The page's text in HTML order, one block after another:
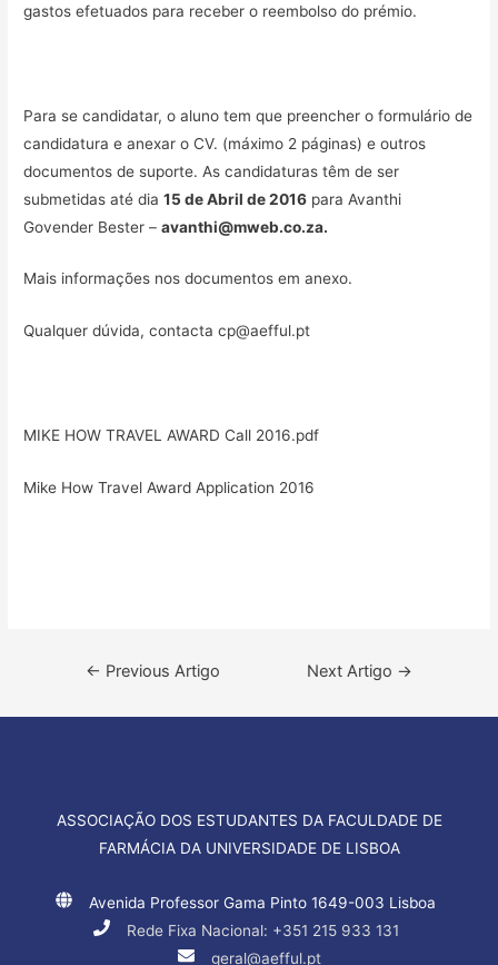
gastos efetuados para receber o reembolso do prémio.
Para se candidatar, o aluno tem que preencher o formulário de
candidatura e anexar o CV. (máximo 2 páginas) e outros
documentos de suporte. As candidaturas têm de ser
submetidas até dia15 de Abril de 2016 para Avanthi
Govender Bester –avanthi@mweb.co.za.
Mais informações nos documentos em anexo.
Qualquer dúvida, contacta cp@aefful.pt
MIKE HOW TRAVEL AWARD Call 2016.pdf
Mike How Travel Award Application 2016
Navegação
artigos
← Previous Artigo Next Artigo →
ASSOCIAÇÃO DOS ESTUDANTES DA FACULDADE DE
FARMÁCIA DA UNIVERSIDADE DE LISBOA
Avenida Professor Gama Pinto 1649-003 Lisboa
Rede Fixa Nacional: +351 215 933 131
geral@aefful.pt